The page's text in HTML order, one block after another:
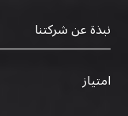
نبذة عن شركتنا
امتياز